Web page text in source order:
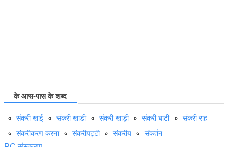
के आस-पास के शब्द
संकरी खाई संकरी खाडी संकरी खाड़ी संकरी घाटी
संकरी राह
संकरीकरण करना
संकरीपट्टी संकरीय संकर्तन